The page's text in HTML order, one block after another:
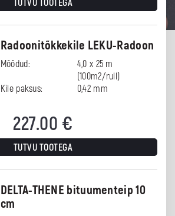
TUTVU TOOTEGA
Radoonitõkkekile LEKU-Radoon
Mõõdud:
4,0 x 25 m
(100m2/rull)
Kile paksus:
0,42 mm
227.00 €
TUTVU TOOTEGA
DELTA-THENE bituumenteip 10
cm